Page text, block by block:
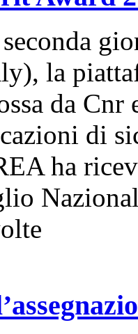
la
da
di
ha